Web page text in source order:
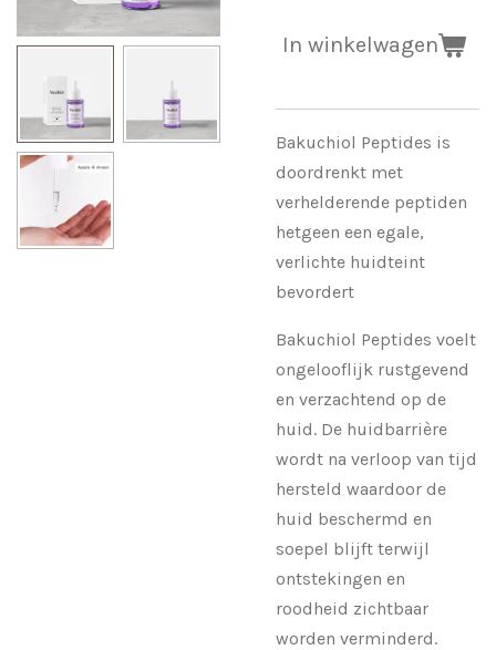
In winkelwagen
Bakuchiol Peptides is
doordrenkt met
verhelderende peptiden
hetgeen een egale,
verlichte huidteint
bevordert
Bakuchiol Peptides voelt
ongelooflijk rustgevend
en verzachtend op de
huid. De huidbarrière
wordt na verloop van tijd
hersteld waardoor de
huid beschermd en
soepel blijft terwijl
ontstekingen en
roodheid zichtbaar
worden verminderd.